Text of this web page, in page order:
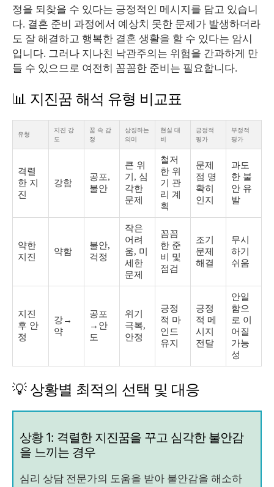
정을 되찾을 수 있다는 긍정적인 메시지를 담고 있습니
다. 결혼 준비 과정에서 예상치 못한 문제가 발생하더라
도 잘 해결하고 행복한 결혼 생활을 할 수 있다는 암시
입니다. 그러나 지나친 낙관주의는 위험을 간과하게 만
들 수 있으므로 여전히 꼼꼼한 준비는 필요합니다.
📊 지진꿈 해석 유형 비교표
유형
지진 강
도
꿈 속 감
정
상징하는
의미
현실 대
비
긍정적
평가
부정적
평가
격렬
한 지
진
강함
공포,
불안
큰 위
기, 심
각한
문제
철저
한 위
기 관
리 계
획
문제
점 명
확히
인지
과도
한 불
안 유
발
약한
지진
약함
불안,
걱정
작은
어려
움, 미
세한
문제
꼼꼼
한 준
비 및
점검
조기
문제
해결
무시
하기
쉬움
지진
후 안
정
강→
약
공포
→안
도
위기
극복,
안정
긍정
적 마
인드
유지
긍정
적 메
시지
전달
안일
함으
로 이
어질
가능
성
💡 상황별 최적의 선택 및 대응
상황 1: 격렬한 지진꿈을 꾸고 심각한 불안감
을 느끼는 경우
심리 상담 전문가의 도움을 받아 불안감을 해소하